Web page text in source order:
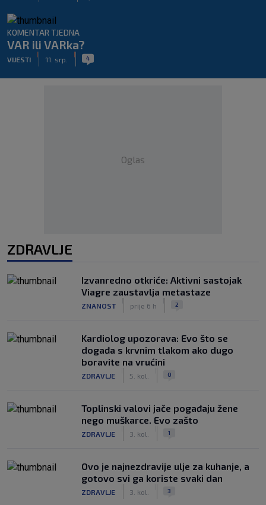
KOMENTAR TJEDNA
VAR ili VARka?
VIJESTI 11. srp. 4
Oglas
ZDRAVLJE
Izvanredno otkriće: Aktivni sastojak
Viagre zaustavlja metastaze
ZNANOST prije 6 h 2
Kardiolog upozorava: Evo što se
događa s krvnim tlakom ako dugo
boravite na vrućini
ZDRAVLJE 5. kol. 0
Toplinski valovi jače pogađaju žene
nego muškarce. Evo zašto
ZDRAVLJE 3. kol. 1
Ovo je najnezdravije ulje za kuhanje, a
gotovo svi ga koriste svaki dan
ZDRAVLJE 3. kol. 3